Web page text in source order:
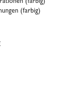
(farbig)
(farbig)